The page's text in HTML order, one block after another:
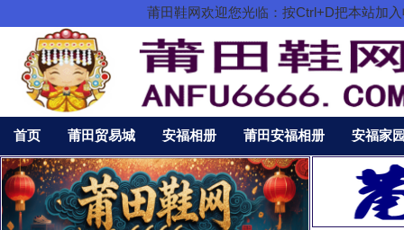
莆田鞋网欢迎您光临：按Ctrl+D把本站加
首页 莆田贸易城 安福相册 莆田安福相册 安福家